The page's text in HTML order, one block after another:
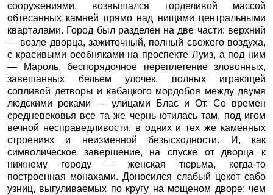
сооружениями, возвышался горделивой массой
обтесанных камней прямо над нищими центральными
кварталами. Город был разделен на две части: верхний
— возле дворца, зажиточный, полный свежего воздуха,
с красивыми особняками на проспекте Луиз, а под ним
— Мароль, беспорядочное переплетение зловонных,
завешанных бельем улочек, полных играющей
сопливой детворы и кабацкого мордобоя между двумя
людскими реками — улицами Блас и От. Со времен
средневековья все та же чернь ютилась там, под игом
вечной несправедливости, в одних и тех же каменных
строениях и неизменной безысходности. И, как
символическое завершение, на спуске от дворца к
нижнему городу — женская тюрьма, когда-то
построенная монахами. Доносился слабый цокот сабо
узниц, выгуливаемых по кругу на мощеном дворе; чем